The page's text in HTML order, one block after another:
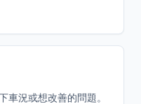
車況或想改善的問題。